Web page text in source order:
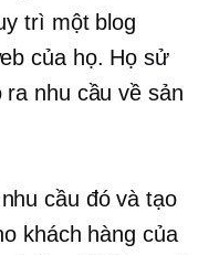
trì một blog
của họ. Họ sử
nhu cầu về sản
cầu đó và tạo
khách hàng của